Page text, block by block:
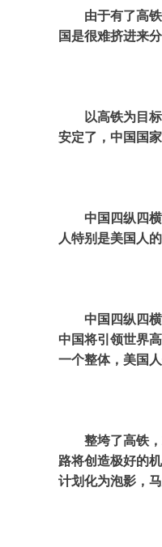
由于有了高
国是很难挤进来
以高铁为目
安定了，中国国
中国四纵四
人特别是美国人
中国四纵四
中国将引领世界
一个整体，美国
整垮了高铁
路将创造极好的
计划化为泡影，